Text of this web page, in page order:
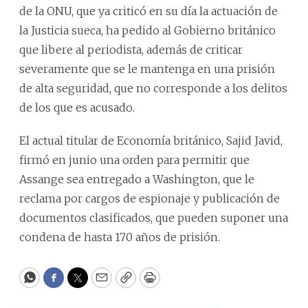
de la ONU, que ya criticó en su día la actuación de
la Justicia sueca, ha pedido al Gobierno británico
que libere al periodista, además de criticar
severamente que se le mantenga en una prisión
de alta seguridad, que no corresponde a los delitos
de los que es acusado.
El actual titular de Economía británico, Sajid Javid,
firmó en junio una orden para permitir que
Assange sea entregado a Washington, que le
reclama por cargos de espionaje y publicación de
documentos clasificados, que pueden suponer una
condena de hasta 170 años de prisión.
WhatsApp
Facebook
Twitter
EmailCopyPrint